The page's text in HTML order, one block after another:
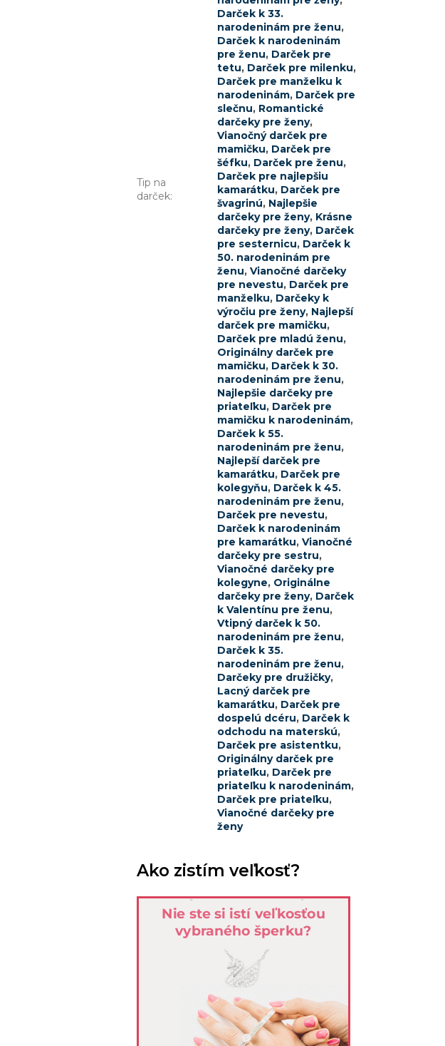
Tip na
darček:
Darček k 33.
narodeninám pre ženu,
Darček k narodeninám
pre ženu, Darček pre
tetu, Darček pre milenku,
Darček pre manželku k
narodeninám, Darček pre
slečnu, Romantické
darčeky pre ženy,
Vianočný darček pre
mamičku, Darček pre
šéfku, Darček pre ženu,
Darček pre najlepšiu
kamarátku, Darček pre
švagrinú, Najlepšie
darčeky pre ženy, Krásne
darčeky pre ženy, Darček
pre sesternicu, Darček k
50. narodeninám pre
ženu, Vianočné darčeky
pre nevestu, Darček pre
manželku, Darčeky k
výročiu pre ženy, Najlepší
darček pre mamičku,
Darček pre mladú ženu,
Originálny darček pre
mamičku, Darček k 30.
narodeninám pre ženu,
Najlepšie darčeky pre
priateľku, Darček pre
mamičku k narodeninám,
Darček k 55.
narodeninám pre ženu,
Najlepší darček pre
kamarátku, Darček pre
kolegyňu, Darček k 45.
narodeninám pre ženu,
Darček pre nevestu,
Darček k narodeninám
pre kamarátku, Vianočné
darčeky pre sestru,
Vianočné darčeky pre
kolegyne, Originálne
darčeky pre ženy, Darček
k Valentínu pre ženu,
Vtipný darček k 50.
narodeninám pre ženu,
Darček k 35.
narodeninám pre ženu,
Darčeky pre družičky,
Lacný darček pre
kamarátku, Darček pre
dospelú dcéru, Darček k
odchodu na materskú,
Darček pre asistentku,
Originálny darček pre
priateľku, Darček pre
priateľku k narodeninám,
Darček pre priateľku,
Vianočné darčeky pre
ženy
Ako zistím veľkosť?